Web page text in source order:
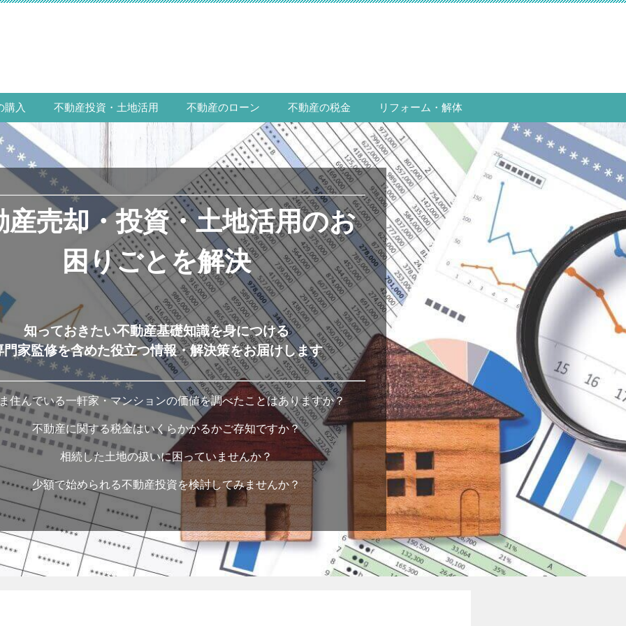
購入 不動産投資・土地活用 不動産のローン 不動産の税金 リフォーム・解体
産売却・投資・土地活用のお
困りごとを解決
知っておきたい不動産基礎知識を身につける
門家監修を含めた役立つ情報・解決策をお届けします
住んでいる一軒家・マンションの価値を調べたことはありますか？
不動産に関する税金はいくらかかるかご存知ですか？
相続した土地の扱いに困っていませんか？
少額で始められる不動産投資を検討してみませんか？